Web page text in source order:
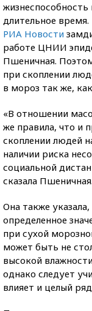
длительное время.
РИА Новости
работе ЦНИИ
Пшеничная.
при скоплении
в мороз так же,
«В отношении
же правила, что и
скоплении людей
наличии риска
социальной
сказала Пшеничная.
Она также
определенное
при сухой
может быть не
высокой
однако следует
влияет и целый